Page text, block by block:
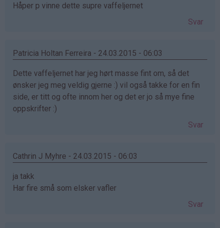
Håper p vinne dette supre vaffeljernet
Svar
Patricia Holtan Ferreira - 24.03.2015 - 06:03
Dette vaffeljernet har jeg hørt masse fint om, så det
ønsker jeg meg veldig gjerne :) vil også takke for en fin
side, er titt og ofte innom her og det er jo så mye fine
oppskrifter :)
Svar
Cathrin J Myhre - 24.03.2015 - 06:03
ja takk
Har fire små som elsker vafler
Svar